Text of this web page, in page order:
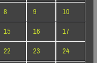
8 9
10
15 16
17
22 23
24